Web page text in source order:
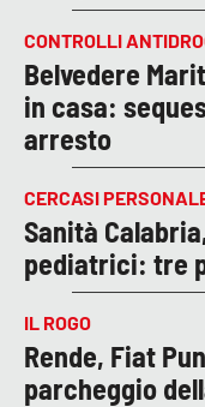
CONTROLLI
Belvedere
in casa:
arresto
CERCASI
Sanità
pediatrici: tre
IL ROGO
Rende, Fiat
parcheggio